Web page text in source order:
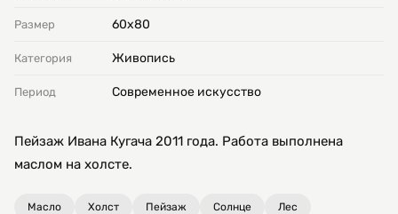
Размер 60х80
Категория Живопись
Период Современное искусство
Пейзаж Ивана Кугача 2011 года. Работа выполнена
маслом на холсте.
Масло Холст Пейзаж Солнце Лес